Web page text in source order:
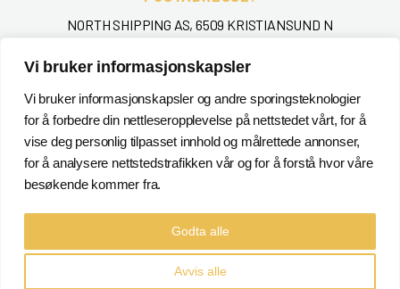
Vi bruker informasjonskapsler
Vi bruker informasjonskapsler og andre sporingsteknologier
for å forbedre din nettleseropplevelse på nettstedet vårt, for å
vise deg personlig tilpasset innhold og målrettede annonser,
for å analysere nettstedstrafikken vår og for å forstå hvor våre
besøkende kommer fra.
Godta alle
Avvis alle
NORTH SHIPPING AS, 6509 KRISTIANSUND N
TELEFON:
+ 47 715 40 000
EPOST :
POSTMASTER@NORTHSHIPPING.NO